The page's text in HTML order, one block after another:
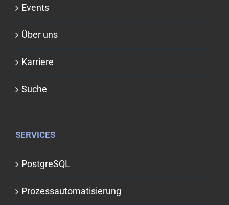
Events
Über uns
Karriere
Suche
SERVICES
PostgreSQL
Prozessauto­matisierung